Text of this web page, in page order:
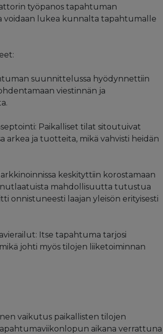
työpanos tapahtuman
voidaan lukea kunnalta tapahtumalle
suunnittelussa hyödynnettiin
viestinnän ja
Paikalliset tilat sitoutuivat
arkea ja tuotteita, mikä vahvisti heidän
keskityttiin korostamaan
mahdollisuutta tutustua
onnistuneesti laajan yleisön erityisesti
Itse tapahtuma tarjosi
johti myös tilojen liiketoiminnan
vaikutus paikallisten tilojen
aikana verrattuna